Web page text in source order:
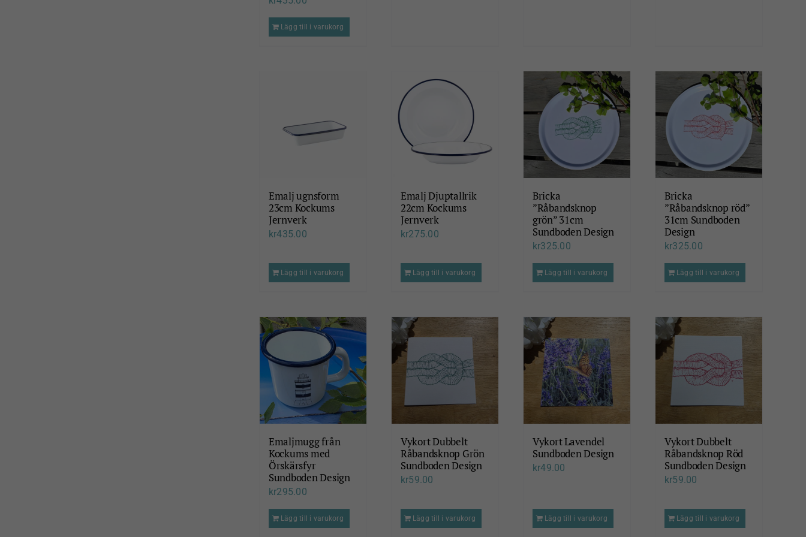
Lägg till i varukorg
Emalj ugnsform
23cm Kockums
Jernverk
kr435.00
Lägg till i varukorg
Emalj Djuptallrik
22cm Kockums
Jernverk
kr275.00
Lägg till i varukorg
Bricka
”Råbandsknop
grön” 31cm
Sundboden Design
kr325.00
Lägg till i varukorg
Bricka
”Råbandsknop röd”
31cm Sundboden
Design
kr325.00
Lägg till i varukorg
Emaljmugg från
Kockums med
Örskärsfyr
Sundboden Design
kr295.00
Lägg till i varukorg
Vykort Dubbelt
Råbandsknop Grön
Sundboden Design
kr59.00
Lägg till i varukorg
Vykort Lavendel
Sundboden Design
kr49.00
Lägg till i varukorg
Vykort Dubbelt
Råbandsknop Röd
Sundboden Design
kr59.00
Lägg till i varukorg